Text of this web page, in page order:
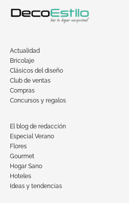
Actualidad
Bricolaje
Clásicos del diseño
Club de ventas
Compras
Concursos y regalos
El blog de redacción
Especial Verano
Flores
Gourmet
Hogar Sano
Hoteles
Ideas y tendencias